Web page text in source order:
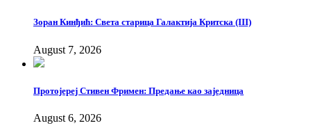
Зоран Кинђић: Света старица Галактија Критска (III)
August 7, 2026
Протојереј Стивен Фримен: Предање као заједница
August 6, 2026